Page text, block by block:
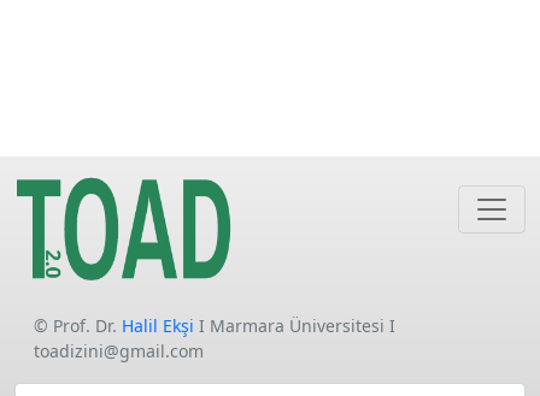
© Prof. Dr. Halil Ekşi I Marmara Üniversitesi I
toadizini@gmail.com